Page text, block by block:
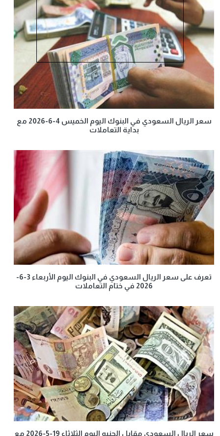
سعر الريال السعودي في البنوك اليوم الخميس 4-6-2026 مع
بداية التعاملات
تعرف على سعر الريال السعودي في البنوك اليوم الأربعاء 3-6-
2026 في ختام التعاملات
سعر الريال السعودي مقابل الجنيه اليوم الثلاثاء 19-5-2026 مع